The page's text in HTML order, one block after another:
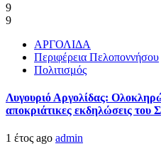
9
9
ΑΡΓΟΛΙΔΑ
Περιφέρεια Πελοποννήσου
Πολιτισμός
Λυγουριό Αργολίδας:
αποκριάτικες εκδηλώσεις του
1 έτος ago admin